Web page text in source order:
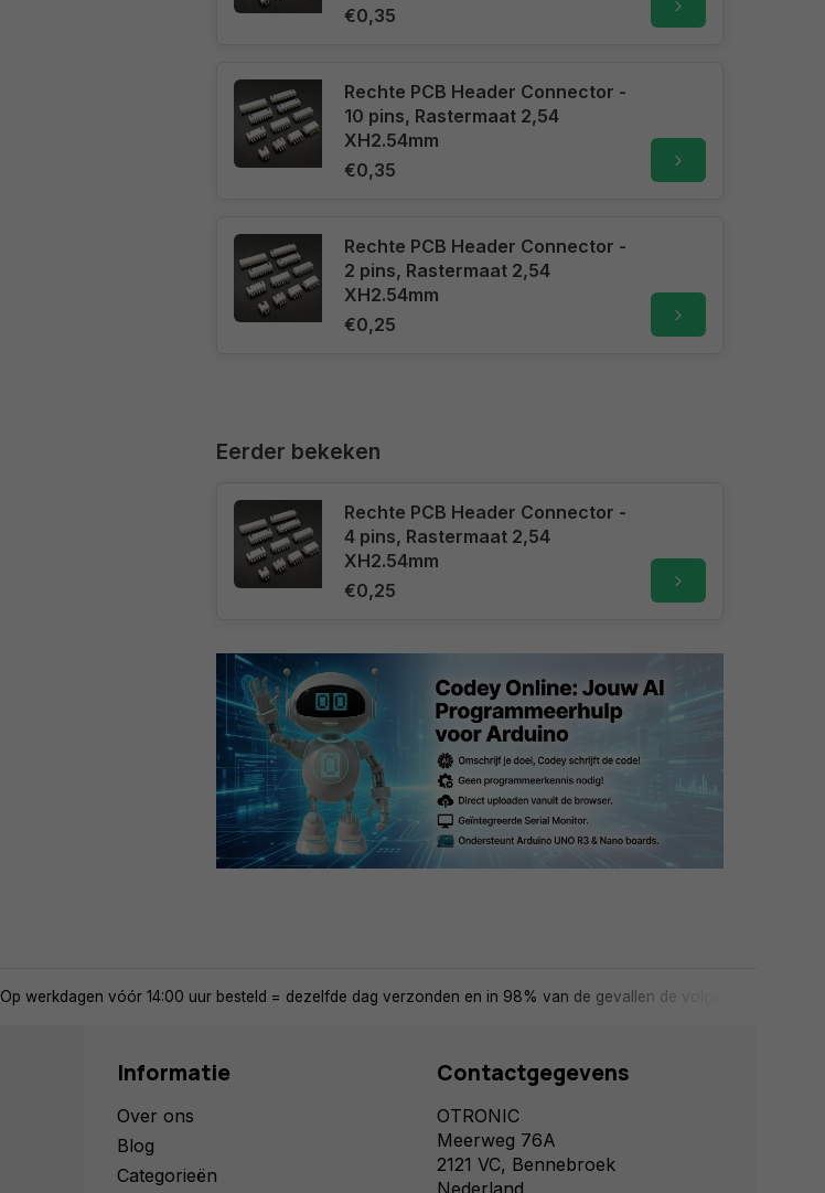
€0,35
Rechte PCB Header Connector -
10 pins, Rastermaat 2,54
XH2.54mm
€0,35
Rechte PCB Header Connector -
2 pins, Rastermaat 2,54
XH2.54mm
€0,25
Eerder bekeken
Rechte PCB Header Connector -
4 pins, Rastermaat 2,54
XH2.54mm
€0,25
Op werkdagen vóór 14:00 uur besteld = dezelfde dag verzonden en in 98% van de gevallen de volgende dag in
Informatie
Over ons
Blog
Categorieën
Contactgegevens
OTRONIC
Meerweg 76A
2121 VC, Bennebroek